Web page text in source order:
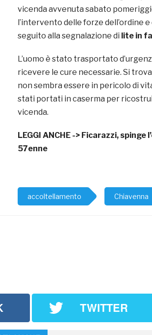
vicenda avvenuta sabato
l’intervento delle forze dell’ordine
seguito alla segnalazione di lite in
L’uomo è stato trasportato
ricevere le cure necessarie. Si
non sembra essere in pericolo di
stati portati in caserma per
vicenda.
LEGGI ANCHE -> Ficarazzi, spinge
57enne
accoltellamento Chiavenna
TWITTER